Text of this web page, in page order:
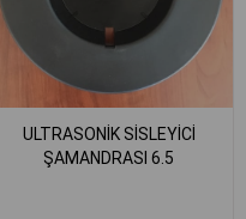
ULTRASONİK SİSLEYİCİ
ŞAMANDRASI 6.5